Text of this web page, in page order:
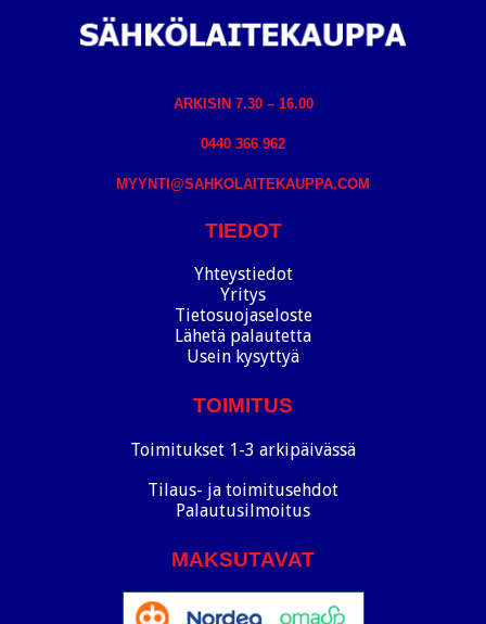
ARKISIN 7.30 – 16.00
0440 366 962
MYYNTI@SAHKOLAITEKAUPPA.COM
TIEDOT
Yhteystiedot
Yritys
Tietosuojaseloste
Lähetä palautetta
Usein kysyttyä
TOIMITUS
Toimitukset 1-3 arkipäivässä
Tilaus- ja toimitusehdot
Palautusilmoitus
MAKSUTAVAT